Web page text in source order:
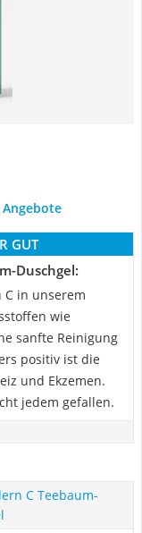
GUT
Duschgel:
C in unserem
wie
sanfte Reinigung
positiv ist die
und Ekzemen.
jedem gefallen.
C ‎Teebaum-